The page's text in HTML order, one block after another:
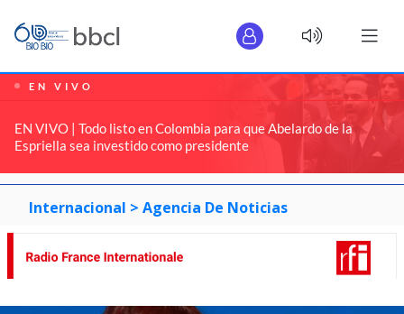
EN VIVO
EN VIVO | Todo listo en Colombia para que Abelardo de la
Espriella sea investido como presidente
Internacional > Agencia De Noticias